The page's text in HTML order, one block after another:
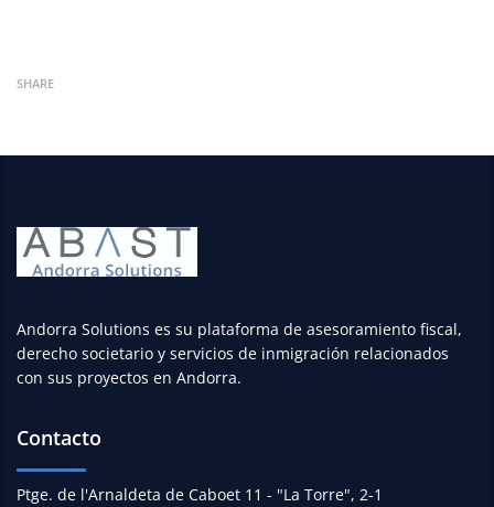
SHARE
Andorra Solutions es su plataforma de asesoramiento fiscal,
derecho societario y servicios de inmigración relacionados
con sus proyectos en Andorra.
Contacto
Ptge. de l'Arnaldeta de Caboet 11 - "La Torre", 2-1